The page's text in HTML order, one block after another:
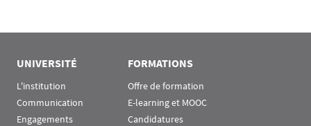
UNIVERSITÉ
L'institution
Communication
Engagements
FORMATIONS
Offre de formation
E-learning et MOOC
Candidatures